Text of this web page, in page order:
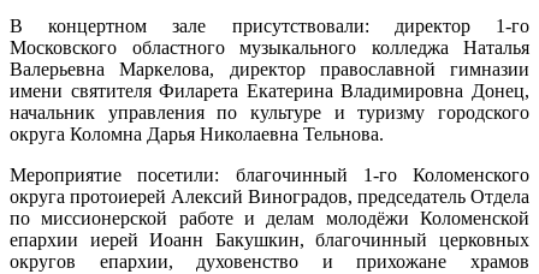
В концертном зале присутствовали: директор 1-го
Московского областного музыкального колледжа Наталья
Валерьевна Маркелова, директор православной гимназии
имени святителя Филарета Екатерина Владимировна Донец,
начальник управления по культуре и туризму городского
округа Коломна Дарья Николаевна Тельнова.
Мероприятие посетили: благочинный 1-го Коломенского
округа протоиерей Алексий Виноградов, председатель Отдела
по миссионерской работе и делам молодёжи Коломенской
епархии иерей Иоанн Бакушкин, благочинный церковных
округов епархии, духовенство и прихожане храмов